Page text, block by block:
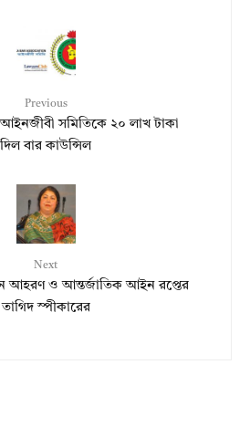
Previous
সমিতিকে ২০ লাখ টাকা
দিল বার কাউন্সিল
Next
আহরণ ও আন্তর্জাতিক আইন রপ্তের
তাগিদ স্পীকারের